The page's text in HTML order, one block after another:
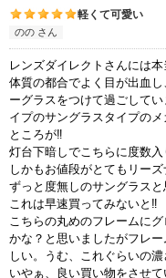
軽くて可愛い
のの さん
レンズダイレクトさんには
体質の都合でよく目が出血
ーグラスをつけて過ごして
イプのサングラスタイプのメ
ところが‼︎
灯台下暗しでこちらに度数
しかもお値段がとてもリーズ
ずっと度無しのサングラスと
これは早速買ってみないと‼︎
こちらの丸めのフレームに
かな？と思いましたがフレ
しい。うむ、これぐらいの
いやぁ、良い買い物をさせて